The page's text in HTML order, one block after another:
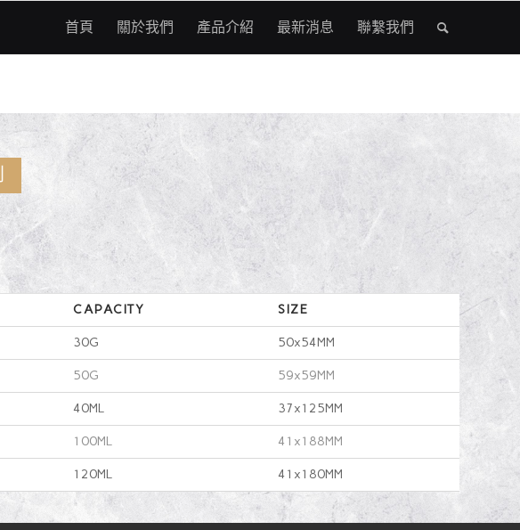
首頁 關於我們 產品介紹 最新消息 聯繫我們
CAPACITY SIZE
30G 50x54MM
50G 59x59MM
40ML 37x125MM
100ML 41x188MM
120ML 41x180MM